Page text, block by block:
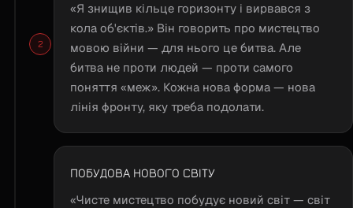
«Я знищив кільце горизонту і вирвався з
кола об'єктів.» Він говорить про мистецтво
мовою війни — для нього це битва. Але
битва не проти людей — проти самого
поняття «меж». Кожна нова форма — нова
лінія фронту, яку треба подолати.
ПОБУДОВА НОВОГО СВІТУ
«Чисте мистецтво побудує новий світ — світ